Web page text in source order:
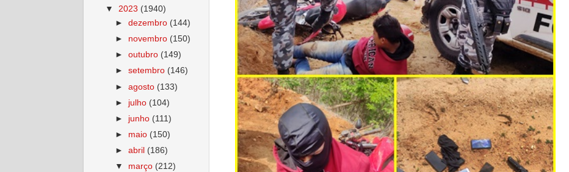
▼ 2023 (1940)
►dezembro (144)
► novembro (150)
►outubro (149)
►setembro (146)
►agosto (133)
► julho (104)
► junho (111)
► maio (150)
►abril (186)
▼ março (212)